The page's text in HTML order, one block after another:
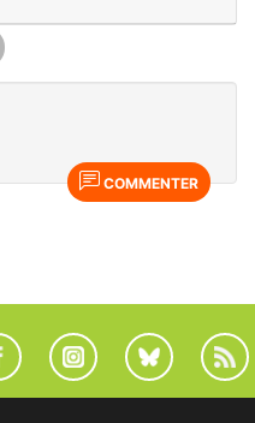
COMMENTER